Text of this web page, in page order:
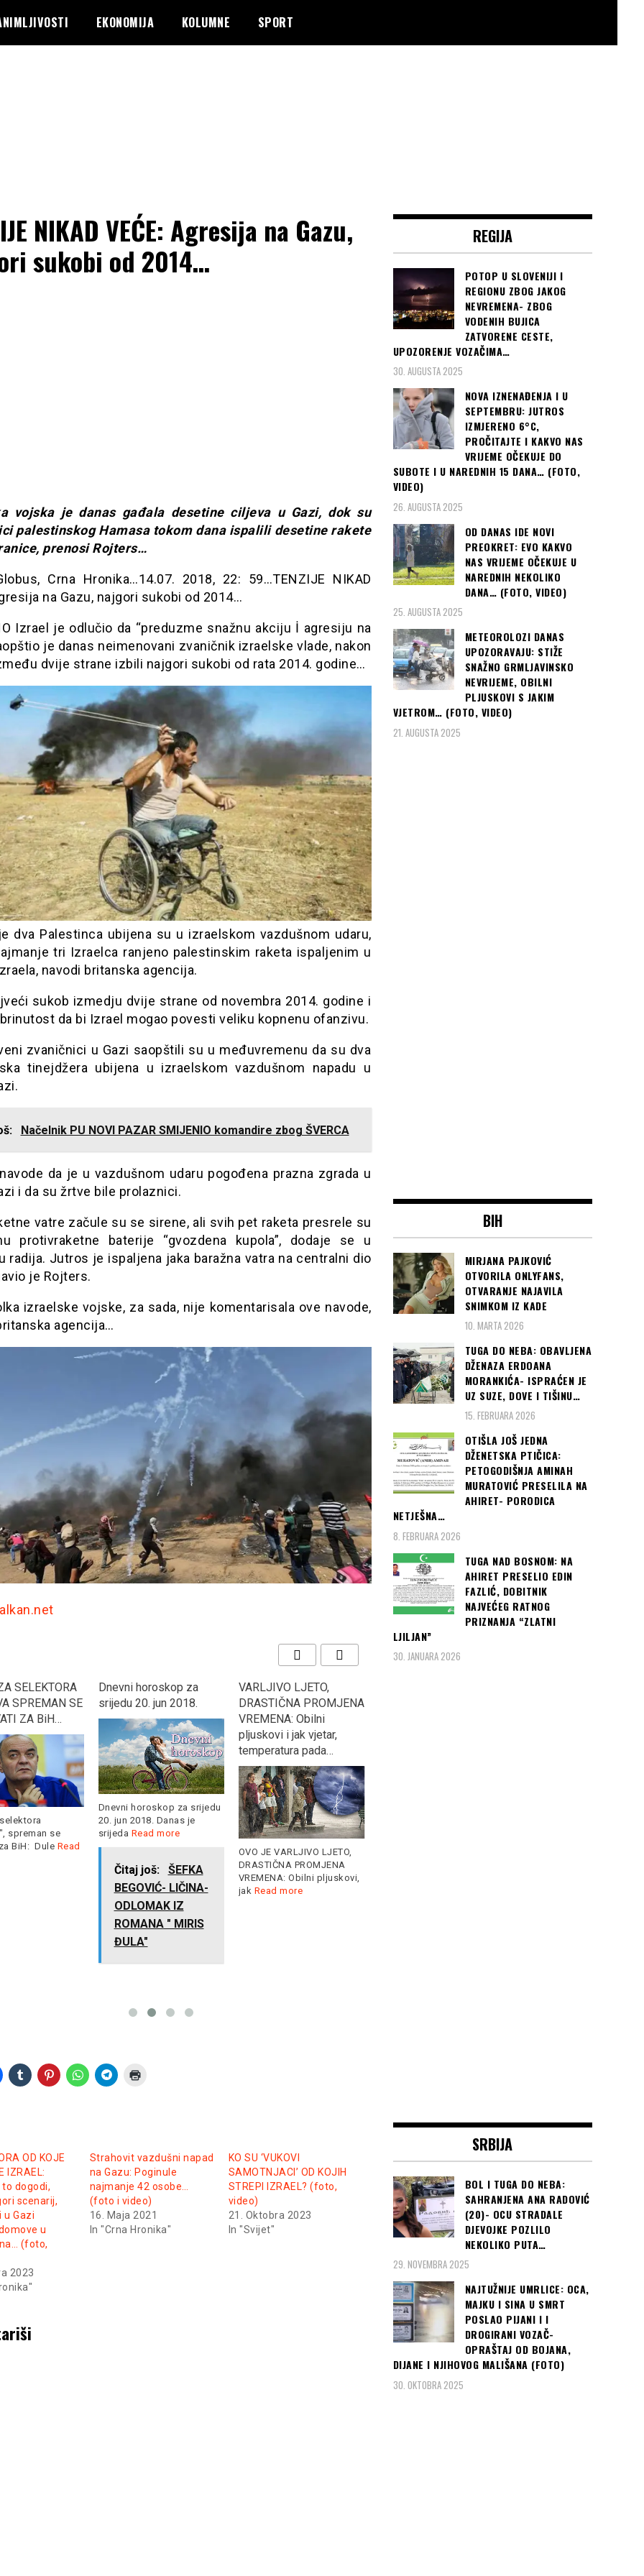
EKONOMIJA KOLUMNE SPORT
NIKAD VEĆE: Agresija na Gazu,
sukobi od 2014…
vojska je danas gađala desetine ciljeva u Gazi, dok su
palestinskog Hamasa tokom dana ispalili desetine rakete
prenosi Rojters…
Crna Hronika…14.07. 2018, 22: 59…TENZIJE NIKAD
na Gazu, najgori sukobi od 2014…
Izrael je odlučio da “preduzme snažnu akciju İ agresiju na
je danas neimenovani zvaničnik izraelske vlade, nakon
dvije strane izbili najgori sukobi od rata 2014. godine…
dva Palestinca ubijena su u izraelskom vazdušnom udaru,
tri Izraelca ranjeno palestinskim raketa ispaljenim u
navodi britanska agencija.
sukob izmedju dvije strane od novembra 2014. godine i
da bi Izrael mogao povesti veliku kopnenu ofanzivu.
zvaničnici u Gazi saopštili su u međuvremenu da su dva
tinejdžera ubijena u izraelskom vazdušnom napadu u
Načelnik PU NOVI PAZAR SMIJENIO komandire zbog ŠVERCA
da je u vazdušnom udaru pogođena prazna zgrada u
i da su žrtve bile prolaznici.
vatre začule su se sirene, ali svih pet raketa presrele su
protivraketne baterije “gvozdena kupola”, dodaje se u
radija. Jutros je ispaljena jaka baražna vatra na centralni dio
je Rojters.
izraelske vojske, za sada, nije komentarisala ove navode,
agencija…
SELEKTORA
SPREMAN SE
ZA BiH…
spreman se
BiH: Dule Read
Dnevni horoskop za
srijedu 20. jun 2018.
Dnevni horoskop za srijedu
20. jun 2018. Danas je
srijeda Read more
Čitaj još:
ŠEFKA
BEGOVIĆ- LIČINA-
ODLOMAK IZ
ROMANA " MIRIS
ĐULA"
VARLJIVO LJETO,
DRASTIČNA PROMJENA
VREMENA: Obilni
pljuskovi i jak vjetar,
temperatura pada…
OVO JE VARLJIVO LJETO,
DRASTIČNA PROMJENA
VREMENA: Obilni pljuskovi,
jak Read more
OD KOJE
IZRAEL:
to dogodi,
scenarij,
u Gazi
u
(foto,
2023
Strahovit vazdušni napad
na Gazu: Poginule
najmanje 42 osobe…
(foto i video)
16. Maja 2021
In "Crna Hronika"
KO SU ‘VUKOVI
SAMOTNJACI’ OD KOJIH
STREPI IZRAEL? (foto,
video)
21. Oktobra 2023
In "Svijet"
REGIJA
POTOP U SLOVENIJI I
REGIONU ZBOG JAKOG
NEVREMENA- ZBOG
VODENIH BUJICA
ZATVORENE CESTE,
UPOZORENJE VOZAČIMA…
30. AUGUSTA 2025
NOVA IZNENAĐENJA I U
SEPTEMBRU: JUTROS
IZMJERENO 6°C,
PROČITAJTE I KAKVO NAS
VRIJEME OČEKUJE DO
SUBOTE I U NAREDNIH 15 DANA… (FOTO,
VIDEO)
26. AUGUSTA 2025
OD DANAS IDE NOVI
PREOKRET: EVO KAKVO
NAS VRIJEME OČEKUJE U
NAREDNIH NEKOLIKO
DANA… (FOTO, VIDEO)
25. AUGUSTA 2025
METEOROLOZI DANAS
UPOZORAVAJU: STIŽE
SNAŽNO GRMLJAVINSKO
NEVRIJEME, OBILNI
PLJUSKOVI S JAKIM
VJETROM… (FOTO, VIDEO)
21. AUGUSTA 2025
BIH
MIRJANA PAJKOVIĆ
OTVORILA ONLYFANS,
OTVARANJE NAJAVILA
SNIMKOM IZ KADE
10. MARTA 2026
TUGA DO NEBA: OBAVLJENA
DŽENAZA ERDOANA
MORANKIĆA- ISPRAĆEN JE
UZ SUZE, DOVE I TIŠINU…
15. FEBRUARA 2026
OTIŠLA JOŠ JEDNA
DŽENETSKA PTIČICA:
PETOGODIŠNJA AMINAH
MURATOVIĆ PRESELILA NA
AHIRET- PORODICA
NETJEŠNA…
8. FEBRUARA 2026
TUGA NAD BOSNOM: NA
AHIRET PRESELIO EDIN
FAZLIĆ, DOBITNIK
NAJVEĆEG RATNOG
PRIZNANJA “ZLATNI
LJILJAN”
30. JANUARA 2026
SRBIJA
BOL I TUGA DO NEBA:
SAHRANJENA ANA RADOVIĆ
(20)- OCU STRADALE
DJEVOJKE POZLILO
NEKOLIKO PUTA…
29. NOVEMBRA 2025
NAJTUŽNIJE UMRLICE: OCA,
MAJKU I SINA U SMRT
POSLAO PIJANI I I
DROGIRANI VOZAČ-
OPRAŠTAJ OD BOJANA,
DIJANE I NJIHOVOG MALIŠANA (FOTO)
30. OKTOBRA 2025